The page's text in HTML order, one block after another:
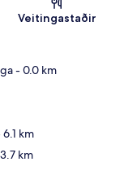
Veitingastaðir
- 0.0 km
6.1 km
km